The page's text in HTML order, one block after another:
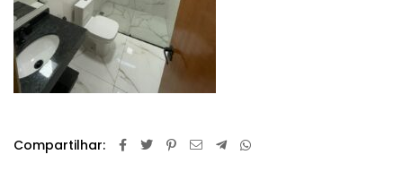
Compartilhar: